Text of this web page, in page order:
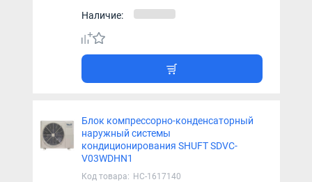
Наличие:
Блок компрессорно-конденсаторный
наружный системы
кондиционирования SHUFT SDVC-
V03WDHN1
Код товара: НС-1617140